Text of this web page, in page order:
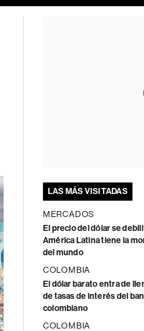
LAS MÁS VISITADAS
MERCADOS
El precio del dólar se
América Latina tiene la
del mundo
COLOMBIA
El dólar barato entra de
de tasas de interés del
colombiano
COLOMBIA